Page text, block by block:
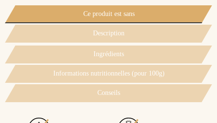
Ce produit est sans
Description
Ingrédients
Informations nutritionnelles (pour 100g)
Conseils